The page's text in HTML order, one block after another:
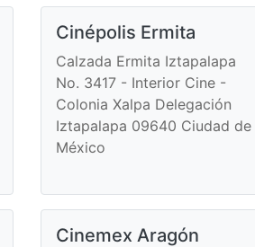
Cinépolis Ermita
Calzada Ermita Iztapalapa
No. 3417 - Interior Cine -
Colonia Xalpa Delegación
Iztapalapa 09640 Ciudad de
México
Cinemex Aragón